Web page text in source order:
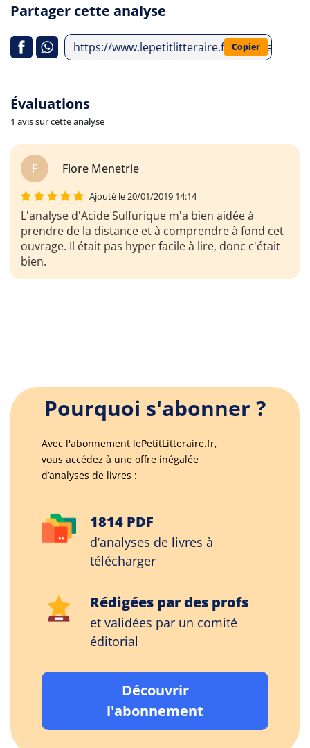
Partager cette analyse
https://www.lepetitlitteraire.fr/analyses-
Copier
Évaluations
1 avis sur cette analyse
F Flore Menetrie
Ajouté le 20/01/2019 14:14
L'analyse d'Acide Sulfurique m'a bien aidée à
prendre de la distance et à comprendre à fond cet
ouvrage. Il était pas hyper facile à lire, donc c'était
bien.
Pourquoi s'abonner ?
Avec l'abonnement lePetitLitteraire.fr,
vous accédez à une offre inégalée
d’analyses de livres :
1814 PDF
d’analyses de livres à
télécharger
Rédigées par des profs
et validées par un comité
éditorial
Découvrir
l'abonnement